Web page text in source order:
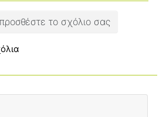
το σχόλιο σας